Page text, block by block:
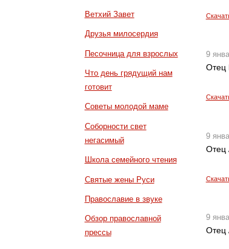
Ветхий Завет
Друзья милосердия
Песочница для взрослых
Что день грядущий нам
готовит
Советы молодой маме
Соборности свет
негасимый
Школа семейного чтения
Святые жены Руси
Православие в звуке
Обзор православной
прессы
9
Отец
9
Отец
9
Отец